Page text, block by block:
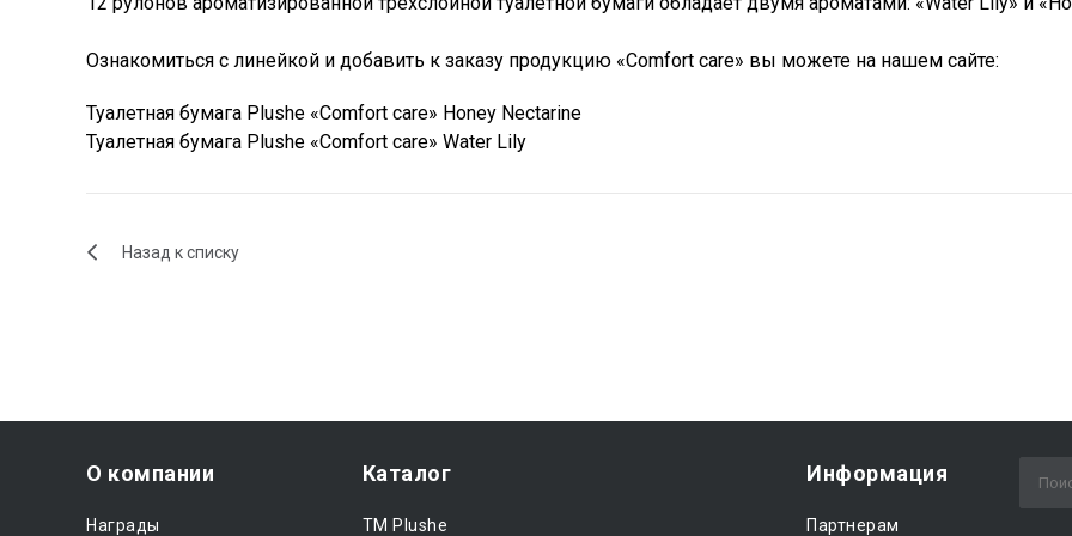
Ознакомиться с линейкой и добавить к заказу продукцию «Comfort care» вы можете на нашем сайте:
Туалетная бумага Plushe «Comfort care» Honey Nectarine
Туалетная бумага Plushe «Comfort care» Water Lily
Назад к списку
О компании
Награды
Каталог
ТМ Plushe
Информация
Партнерам